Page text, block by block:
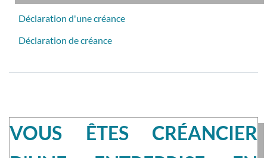
Déclaration d'une créance
Déclaration de créance
VOUS ÊTES CRÉANCIER